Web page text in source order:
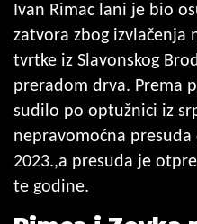
Ivan Rimac lani je bio
zatvora zbog izvlačenja
tvrtke iz Slavonskog
preradom drva. Prema
sudilo po optužnici iz
nepravomoćna
2023.,a presuda je
te godine.